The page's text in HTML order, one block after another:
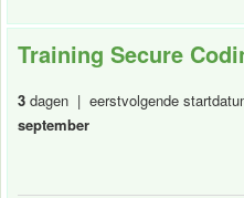
Training Secure
3 dagen | eerstvolgende
september